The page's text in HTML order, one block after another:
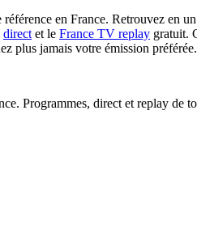
en France. Retrouvez en
direct et le France TV replay gratuit.
plus jamais votre émission préférée.
Programmes, direct et replay de